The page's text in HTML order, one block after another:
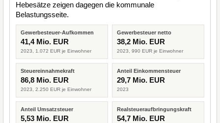
Hebesätze zeigen dagegen die kommunale
Belastungsseite.
Gewerbesteuer-Aufkommen
41,4 Mio. EUR
2023, 1.072 EUR je Einwohner
Gewerbesteuer netto
38,2 Mio. EUR
2023, 990 EUR je Einwohner
Steuereinnahmekraft
86,8 Mio. EUR
2023, 2.250 EUR je Einwohner
Anteil Einkommensteuer
29,7 Mio. EUR
2023
Anteil Umsatzsteuer
5,53 Mio. EUR
Realsteueraufbringungskraft
54,7 Mio. EUR